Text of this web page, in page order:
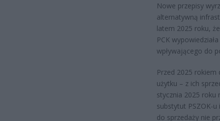
Nowe przepisy
alternatywną
latem 2025 roku,
PCK
wpływającego do
Przed 2025 rokiem
użytku – z ich
stycznia 2025 roku
substytut PSZOK-
do sprzedaży nie